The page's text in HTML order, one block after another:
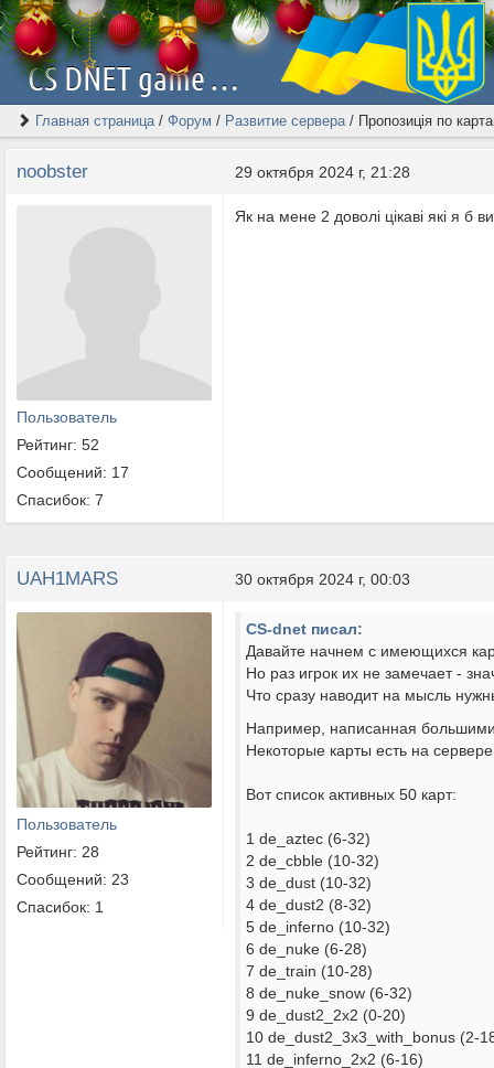
CS DNET game server | Скачать Counter-Strike 1.6 [2026]
Главная страница/ Форум / Развитие сервера/ Пропозиція по
noobster 29 октября 2024 г, 21:28
Пользователь
Рейтинг: 52
Сообщений: 17
Спасибок: 7
Як на мене 2 доволі цікаві які я б
UAH1MARS 30 октября 2024 г, 00:03
Пользователь
Рейтинг: 28
Сообщений: 23
Спасибок: 1
CS-dnet писал:
Давайте начнем с имеющихся
Но раз игрок их не замечает -
Что сразу наводит на мысль
Например, написанная большими
Некоторые карты есть на
Вот список активных 50 карт:
1 de_aztec (6-32)
2 de_cbble (10-32)
3 de_dust (10-32)
4 de_dust2 (8-32)
5 de_inferno (10-32)
6 de_nuke (6-28)
7 de_train (10-28)
8 de_nuke_snow (6-32)
9 de_dust2_2x2 (0-20)
10 de_dust2_3x3_with_bonus (2-
11 de_inferno_2x2 (6-16)